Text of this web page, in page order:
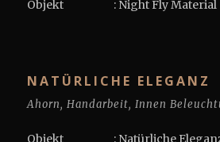
Objekt : Night Fly
NATÜRLICHE ELEGANZ
Ahorn, Handarbeit, Innen
Objekt : Natürliche